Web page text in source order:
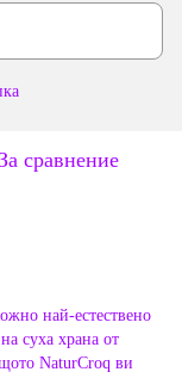
сравнение
най-естествено
суха храна от
NaturCroq ви